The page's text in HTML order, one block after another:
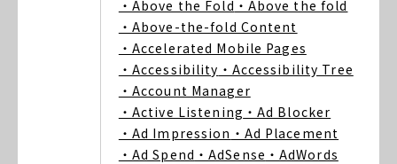
・Above the Fold ・Above the fold
・Above-the-fold Content
・Accelerated Mobile Pages
・Accessibility ・Accessibility Tree
・Account Manager
・Active Listening ・Ad Blocker
・Ad Impression ・Ad Placement
・Ad Spend ・AdSense ・AdWords